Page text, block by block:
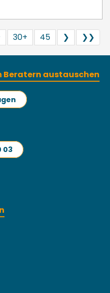
30+ 45 ❯ ❯❯
Beratern austauschen
03